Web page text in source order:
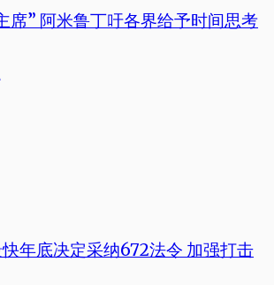
席” 阿米鲁丁吁各界给予时间思考
快年底决定采纳672法令 加强打击